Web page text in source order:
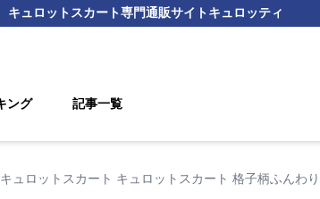
キュロットスカート専門通販サイトキュロッティ
ング 記事一覧
キュロットスカート キュロットスカート 格子柄ふんわ